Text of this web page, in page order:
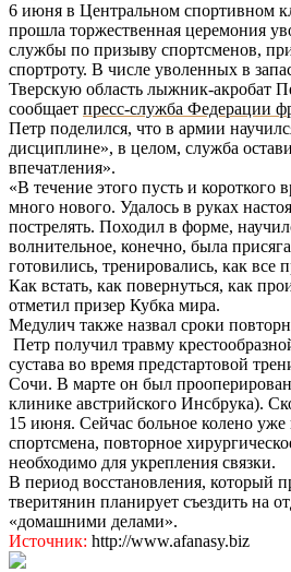
6 июня в Центральном спортивном
прошла торжественная церемония
службы по призыву спортсменов,
спортроту. В числе уволенных в
Тверскую область лыжник-акробат
сообщает пресс-служба Федерации
Петр поделился, что в армии
дисциплине», в целом, служба
впечатления».
«В течение этого пусть и короткого
много нового. Удалось в руках
пострелять. Походил в форме,
волнительное, конечно, была
готовились, тренировались, как все
Как встать, как повернуться, как
отметил призер Кубка мира.
Медулич также назвал сроки
Петр получил травму
сустава во время предстартовой
Сочи. В марте он был
клинике австрийского Инсбрука).
15 июня. Сейчас больное колено уже
спортсмена, повторное
необходимо для укрепления связки.
В период восстановления, который
тверитянин планирует съездить на
«домашними делами».
Источник: http://www.afanasy.biz